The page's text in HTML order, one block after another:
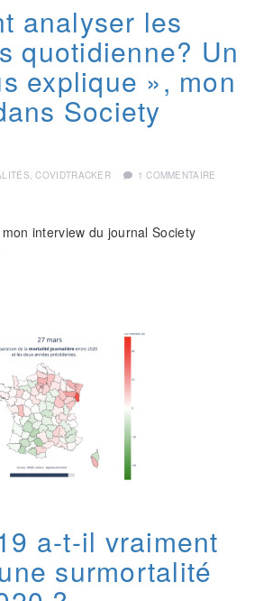
analyser les
quotidienne? Un
explique », mon
Society
,COVIDTRACKER
1 COMMENTAIRE
interview du journal Society
a-t-il vraiment
surmortalité